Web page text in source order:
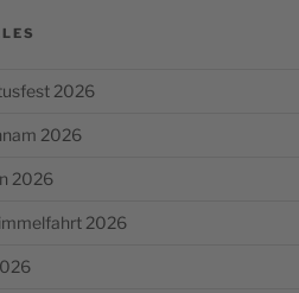
2026
2026
2026
2026